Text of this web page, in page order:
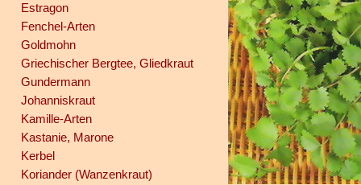
Estragon
Fenchel-Arten
Goldmohn
Griechischer Bergtee, Gliedkraut
Gundermann
Johanniskraut
Kamille-Arten
Kastanie, Marone
Kerbel
Koriander (Wanzenkraut)